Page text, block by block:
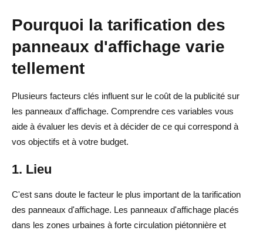
Pourquoi la tarification des
panneaux d'affichage varie
tellement
Plusieurs facteurs clés influent sur le coût de la publicité sur
les panneaux d'affichage. Comprendre ces variables vous
aide à évaluer les devis et à décider de ce qui correspond à
vos objectifs et à votre budget.
1. Lieu
C'est sans doute le facteur le plus important de la tarification
des panneaux d'affichage. Les panneaux d'affichage placés
dans les zones urbaines à forte circulation piétonnière et